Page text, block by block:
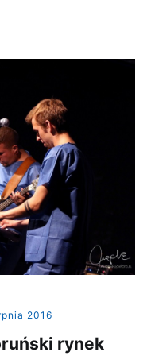
2016
rynek